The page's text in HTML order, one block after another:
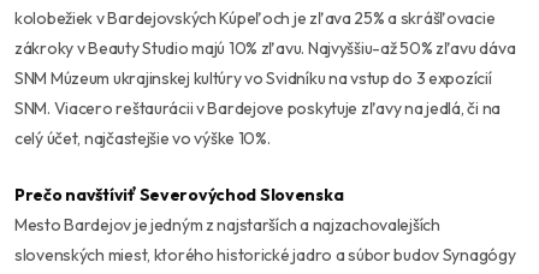
kolobežiek v Bardejovských Kúpeľoch je zľava 25% a skrášľovacie
zákroky v Beauty Studio majú 10% zľavu. Najvyššiu-až 50% zľavu dáva
SNM Múzeum ukrajinskej kultúry vo Svidníku na vstup do 3 expozícií
SNM. Viacero reštaurácii v Bardejove poskytuje zľavy na jedlá, či na
celý účet, najčastejšie vo výške 10%.
Prečo navštíviť Severovýchod Slovenska
Mesto Bardejov je jedným z najstarších a najzachovalejších
slovenských miest, ktorého historické jadro a súbor budov Synagógy